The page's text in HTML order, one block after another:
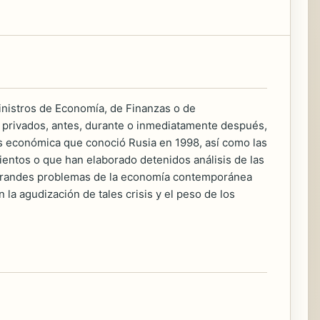
de Economía, de Finanzas o de
antes, durante o inmediatamente después,
que conoció Rusia en 1998, así como las
o que han elaborado detenidos análisis de las
problemas de la economía contemporánea
agudización de tales crisis y el peso de los